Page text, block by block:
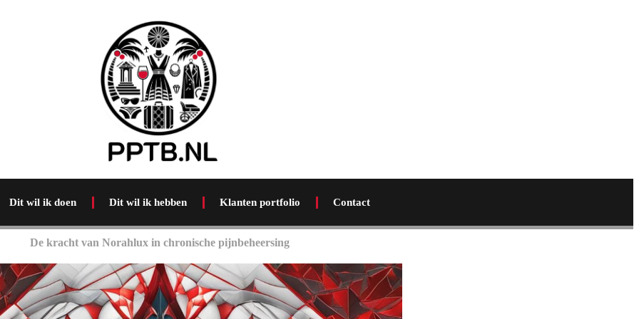
Dit wil ik doen Dit wil ik hebben Klanten portfolio Contact
De kracht van Norahlux in chronische pijnbeheersing